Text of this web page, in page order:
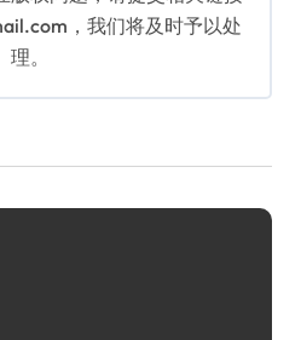
，我们将及时予以处
理。